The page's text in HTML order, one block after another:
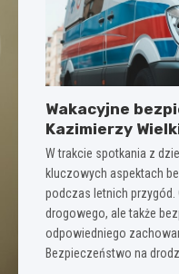
Wakacyjne
Kazimierzy
W trakcie spotkania z
kluczowych aspektach
podczas letnich przygód.
drogowego, ale także
odpowiedniego
Bezpieczeństwo na